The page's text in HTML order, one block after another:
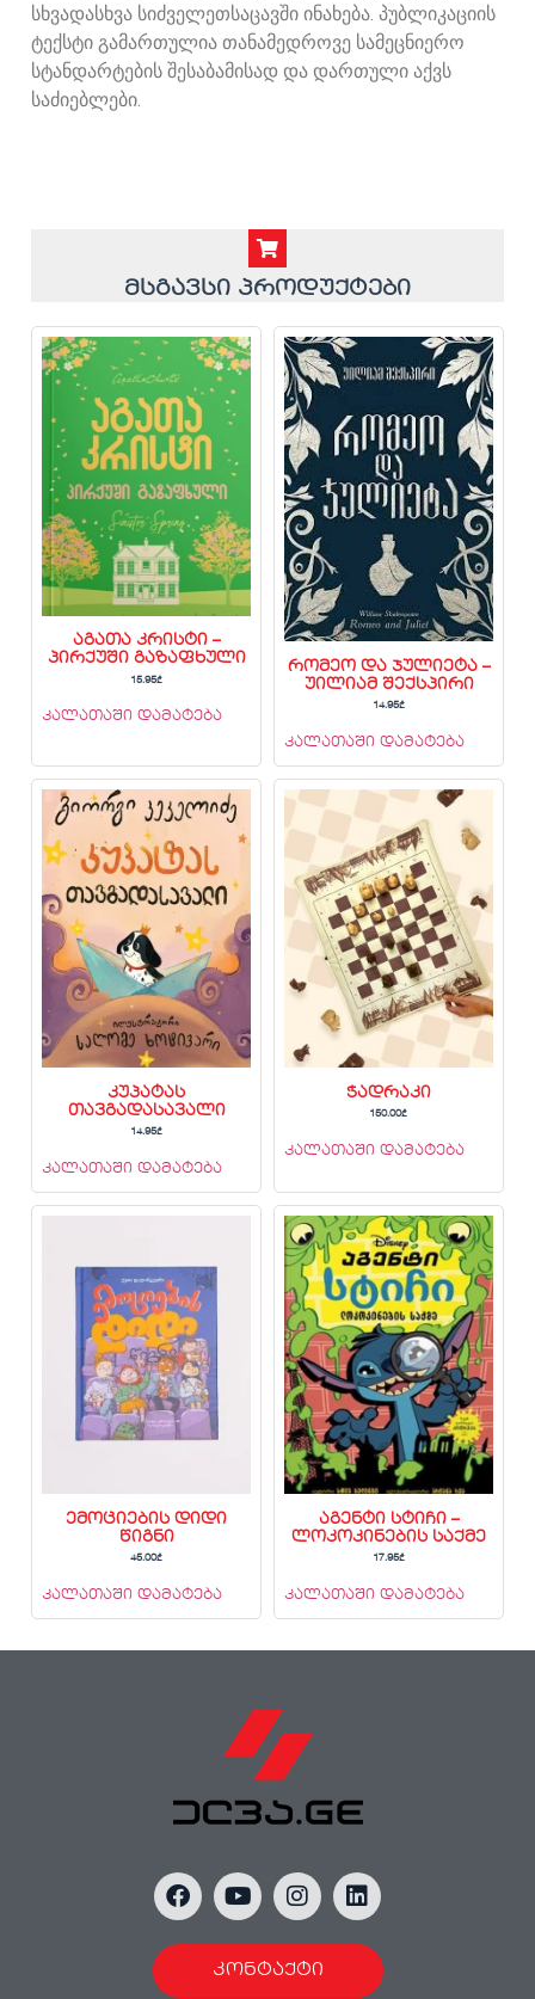
სხვადასხვა სიძველეთსაცავში ინახება. პუბლიკაციის
ტექსტი გამართულია თანამედროვე სამეცნიერო
სტანდარტების შესაბამისად და დართული აქვს
საძიებლები.
მსგავსი პროდუქტები
აგათა კრისტი –
პირქუში გაზაფხული
15.95₾
კალათაში დამატება
რომეო და ჯულიეტა –
უილიამ შექსპირი
14.95₾
კალათაში დამატება
კუპატას
თავგადასავალი
14.95₾
კალათაში დამატება
ჭადრაკი
150.00₾
კალათაში დამატება
ემოციების დიდი
წიგნი
45.00₾
კალათაში დამატება
აგენტი სტიჩი –
ლოკოკინების საქმე
17.95₾
კალათაში დამატება
კონტაქტი